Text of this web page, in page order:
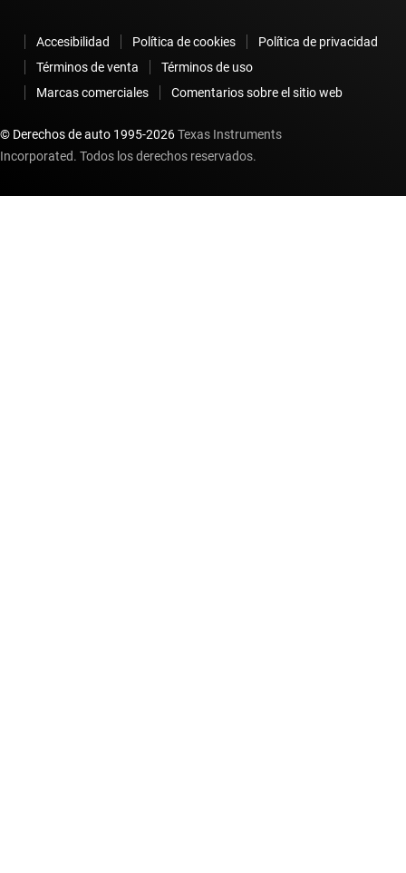
Accesibilidad Política de cookies
Política de privacidad
Términos de venta
Términos de uso
Marcas comerciales
Comentarios sobre el sitio web
© Derechos de auto 1995-2026Texas Instruments
Incorporated. Todos los derechos reservados.